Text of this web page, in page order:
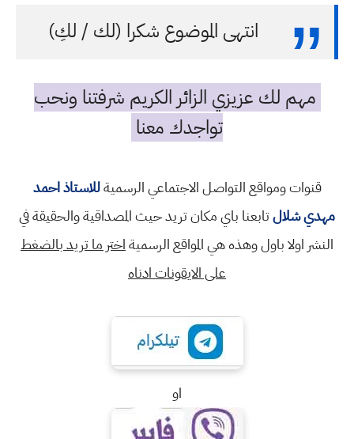
انتهى الموضوع شكرا (لك / لكِ)
مهم لك عزيزي الزائر الكريم شرفتنا ونحب
تواجدك معنا
قنوات ومواقع التواصل الاجتماعي الرسميةللاستاذ احمد
مهدي شلالتابعنا باي مكان تريد حيث المصداقية والحقيقة في
النشر اولا باول وهذه هي المواقع الرسميةاختر ما تريد بالضغط
على الايقونات ادناه
او